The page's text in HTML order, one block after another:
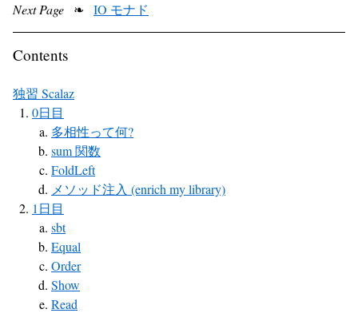
Next Page ❧ IO モナド
Contents
独習 Scalaz
0日目
多相性って何?
sum 関数
FoldLeft
メソッド注入 (enrich my library)
1日目
sbt
Equal
Order
Show
Read